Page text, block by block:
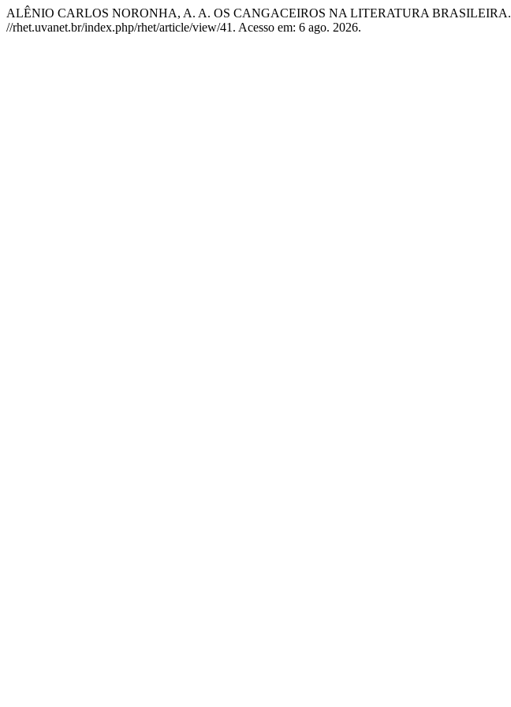
ALÊNIO CARLOS NORONHA, A. A. OS CANGACEIROS NA LITERATURA BRASILEIRA.
//rhet.uvanet.br/index.php/rhet/article/view/41. Acesso em: 6 ago. 2026.